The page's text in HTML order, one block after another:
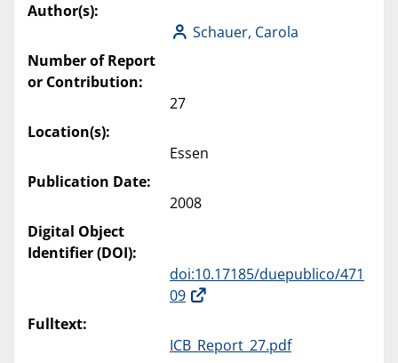
Author(s):
Schauer, Carola
Number of Report
or Contribution:
27
Location(s):
Essen
Publication Date:
2008
Digital Object
Identifier (DOI):
doi:10.17185/duepublico/471
09
Fulltext:
ICB_Report_27.pdf